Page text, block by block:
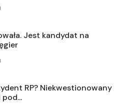
Jest kandydat na
RP? Niekwestionowany